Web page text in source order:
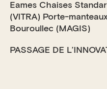
PASSAGE DE